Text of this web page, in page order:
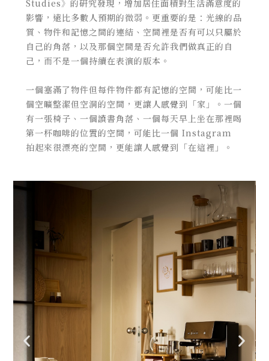
Studies》的研究發現，增加居住面積對生活滿意度的
影響，遠比多數人預期的微弱。更重要的是：光線的品
質、物件和記憶之間的連結、空間裡是否有可以只屬於
自己的角落，以及那個空間是否允許我們做真正的自
己，而不是一個持續在表演的版本。
一個塞滿了物件但每件物件都有記憶的空間，可能比一
個空曠整潔但空洞的空間，更讓人感覺到「家」。一個
有一張椅子、一個讀書角落、一個每天早上坐在那裡喝
第一杯咖啡的位置的空間，可能比一個 Instagram
拍起來很漂亮的空間，更能讓人感覺到「在這裡」。